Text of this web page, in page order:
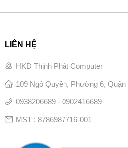
LIÊN HỆ
HKD Thịnh Phát Computer
109 Ngô Quyền, Phường 6, Quận
0938206689 - 0902416689
MST : 8786987716-001